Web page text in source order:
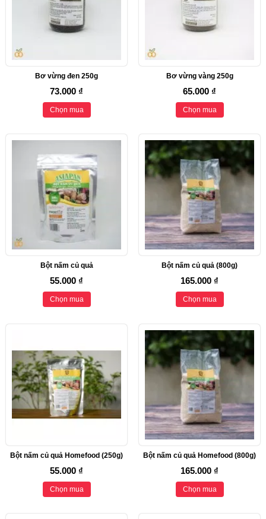
Bơ vừng đen 250g
73.000 ₫
Chọn mua
Bơ vừng vàng 250g
65.000 ₫
Chọn mua
Bột nấm củ quả
55.000 ₫
Chọn mua
Bột nấm củ quả (800g)
165.000 ₫
Chọn mua
Bột nấm củ quả Homefood (250g)
55.000 ₫
Chọn mua
Bột nấm củ quả Homefood (800g)
165.000 ₫
Chọn mua